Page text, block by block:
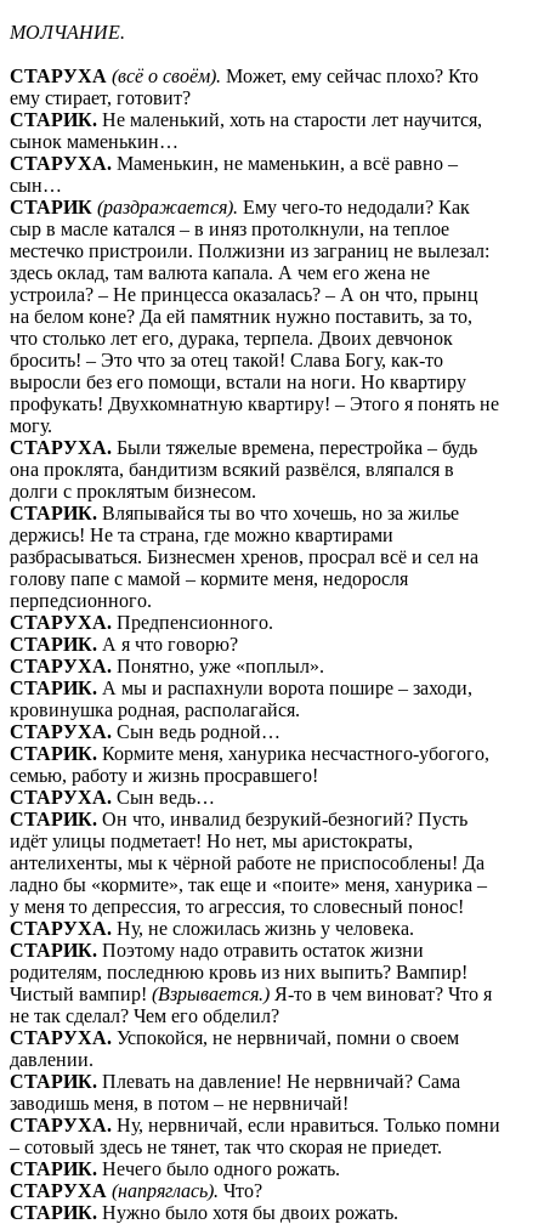
МОЛЧАНИЕ.
СТАРУХА (всё о своём). Может, ему сейчас плохо? Кто
ему стирает, готовит?
СТАРИК. Не маленький, хоть на старости лет научится,
сынок маменькин…
СТАРУХА. Маменькин, не маменькин, а всё равно –
сын…
СТАРИК (раздражается). Ему чего-то недодали? Как
сыр в масле катался – в иняз протолкнули, на теплое
местечко пристроили. Полжизни из заграниц не вылезал:
здесь оклад, там валюта капала. А чем его жена не
устроила? – Не принцесса оказалась? – А он что, прынц
на белом коне? Да ей памятник нужно поставить, за то,
что столько лет его, дурака, терпела. Двоих девчонок
бросить! – Это что за отец такой! Слава Богу, как-то
выросли без его помощи, встали на ноги. Но квартиру
профукать! Двухкомнатную квартиру! – Этого я понять не
могу.
СТАРУХА. Были тяжелые времена, перестройка – будь
она проклята, бандитизм всякий развёлся, вляпался в
долги с проклятым бизнесом.
СТАРИК. Вляпывайся ты во что хочешь, но за жилье
держись! Не та страна, где можно квартирами
разбрасываться. Бизнесмен хренов, просрал всё и сел на
голову папе с мамой – кормите меня, недоросля
перпедсионного.
СТАРУХА. Предпенсионного.
СТАРИК. А я что говорю?
СТАРУХА. Понятно, уже «поплыл».
СТАРИК. А мы и распахнули ворота пошире – заходи,
кровинушка родная, располагайся.
СТАРУХА. Сын ведь родной…
СТАРИК. Кормите меня, ханурика несчастного-убогого,
семью, работу и жизнь просравшего!
СТАРУХА. Сын ведь…
СТАРИК. Он что, инвалид безрукий-безногий? Пусть
идёт улицы подметает! Но нет, мы аристократы,
антелихенты, мы к чёрной работе не приспособлены! Да
ладно бы «кормите», так еще и «поите» меня, ханурика –
у меня то депрессия, то агрессия, то словесный понос!
СТАРУХА. Ну, не сложилась жизнь у человека.
СТАРИК. Поэтому надо отравить остаток жизни
родителям, последнюю кровь из них выпить? Вампир!
Чистый вампир! (Взрывается.) Я-то в чем виноват? Что я
не так сделал? Чем его обделил?
СТАРУХА. Успокойся, не нервничай, помни о своем
давлении.
СТАРИК. Плевать на давление! Не нервничай? Сама
заводишь меня, в потом – не нервничай!
СТАРУХА. Ну, нервничай, если нравиться. Только помни
– сотовый здесь не тянет, так что скорая не приедет.
СТАРИК. Нечего было одного рожать.
СТАРУХА (напряглась). Что?
СТАРИК. Нужно было хотя бы двоих рожать.